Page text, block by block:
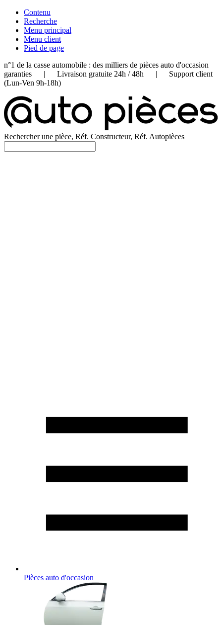
Contenu
Recherche
Menu principal
Menu client
Pied de page
n°1 de la casse automobile : des milliers de pièces auto d'occasion
garanties | Livraison gratuite 24h / 48h | Support client
(Lun-Ven 9h-18h)
Rechercher une pièce, Réf. Constructeur, Réf. Autopièces
Pièces auto d'occasion